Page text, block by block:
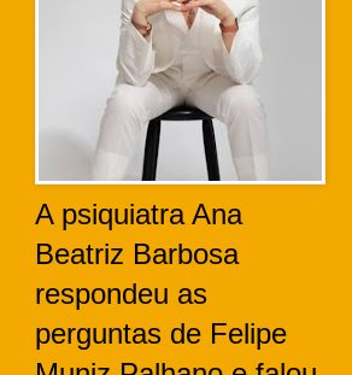
A psiquiatra Ana
Beatriz Barbosa
respondeu as
perguntas de Felipe